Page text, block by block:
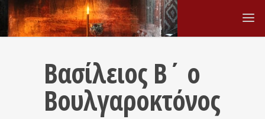
Βασίλειος Β΄ ο
Βουλγαροκτόνος